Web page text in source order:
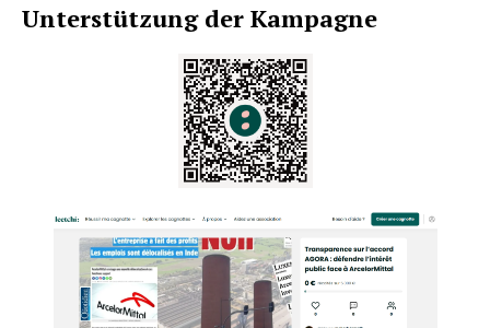
Unterstützung der Kampagne